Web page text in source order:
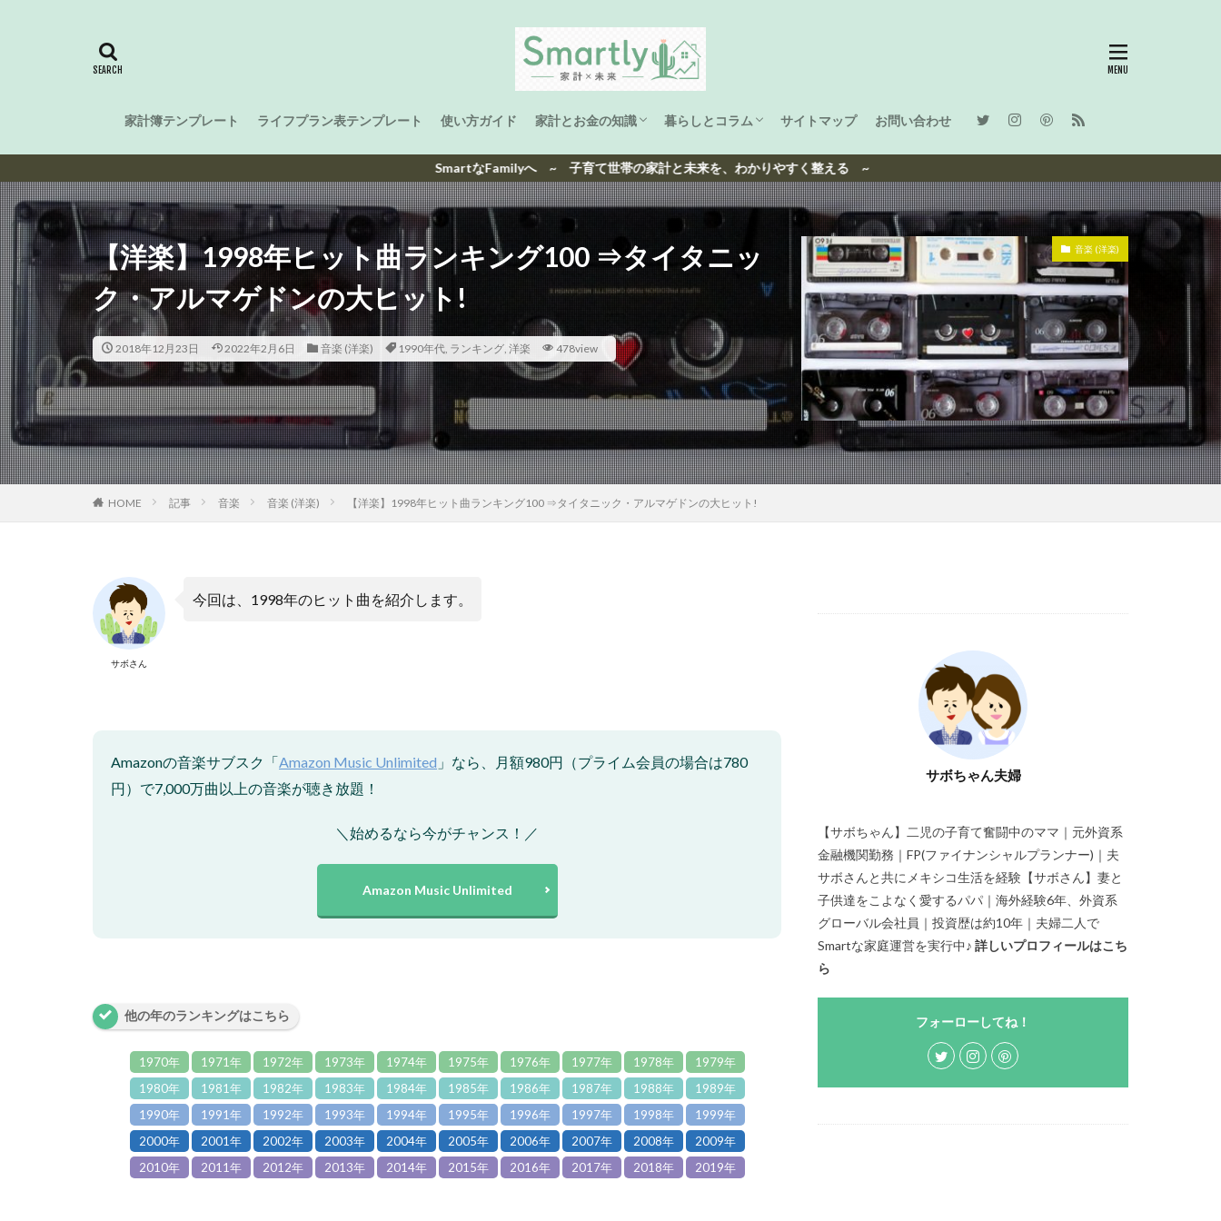
家計簿テンプレート ライフプラン表テンプレート 使い方ガイド 家計とお金の知識
家計管理
ライフプラン
資産形成
暮らしとコラム
子育て
海外生活と旅
洋楽ヒット曲ランキング
日本ヒット曲ランキング
サイトマップ お問い合わせ
SmartなFamilyへ ~ 子育て世帯の家計と未来を、わかりやすく整える ~
【洋楽】1998年ヒット曲ランキング100 ⇒タイタニッ
ク・アルマゲドンの大ヒット!
2018年12月23日 2022年2月6日 音楽 (洋楽) 1990年代, ランキング, 洋楽 478view
音楽 (洋楽)
HOME 記事 音楽 音楽 (洋楽) 【洋楽】1998年ヒット曲ランキング100 ⇒タイタニック・アルマゲドンの大ヒット!
サボさん
今回は、1998年のヒット曲を紹介します。
Amazonの音楽サブスク「Amazon Music Unlimited 」なら、月額980円（プライム会員の場合は780
円）で7,000万曲以上の音楽が聴き放題！
＼始めるなら今がチャンス！／
Amazon Music Unlimited
他の年のランキングはこちら
1970年 1971年 1972年 1973年 1974年 1975年 1976年 1977年 1978年
1979年
1980年
1981年 1982年 1983年 1984年 1985年 1986年 1987年 1988年
1989年
1990年
1991年 1992年 1993年 1994年 1995年 1996年 1997年 1998年
1999年
2000年
2001年 2002年 2003年 2004年 2005年 2006年 2007年 2008年
2009年
2010年
2011年 2012年 2013年 2014年 2015年 2016年 2017年 2018年 2019年
サボちゃん夫婦
【サボちゃん】二児の子育て奮闘中のママ｜元外資系
金融機関勤務｜FP(ファイナンシャルプランナー)｜夫
サボさんと共にメキシコ生活を経験【サボさん】妻と
子供達をこよなく愛するパパ｜海外経験6年、外資系
グローバル会社員｜投資歴は約10年｜夫婦二人で
Smartな家庭運営を実行中♪ 詳しいプロフィールはこち
ら
フォーローしてね！